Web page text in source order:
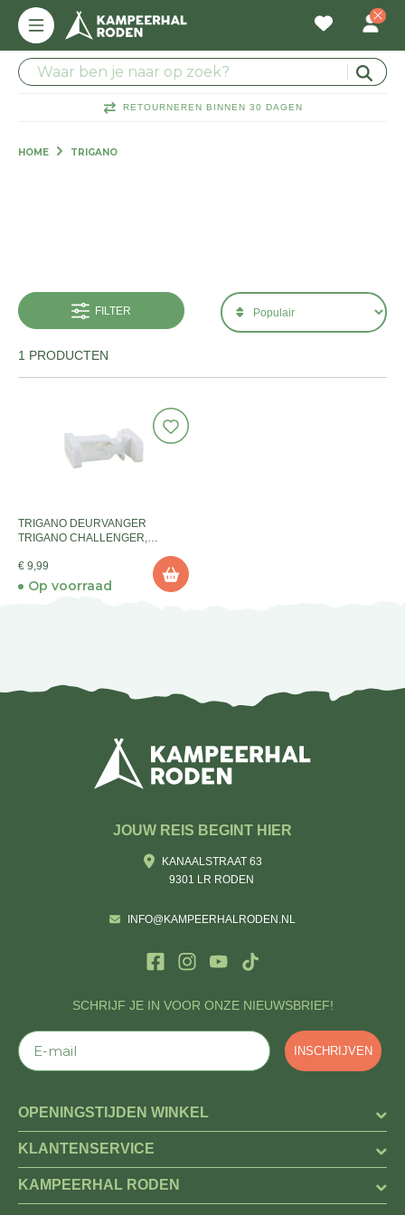
RETOURNEREN BINNEN 30 DAGEN
HOME TRIGANO
FILTER
1 PRODUCTEN
TRIGANO DEURVANGER
TRIGANO CHALLENGER,
€ 9,99
Op voorraad
SCHRIJF JE IN VOOR ONZE NIEUWSBRIEF!
E-mail
INSCHRIJVEN
JOUW REIS BEGINT HIER
KANAALSTRAAT 63
9301 LR RODEN
INFO@KAMPEERHALRODEN.NL
OPENINGSTIJDEN WINKEL
KLANTENSERVICE
KAMPEERHAL RODEN